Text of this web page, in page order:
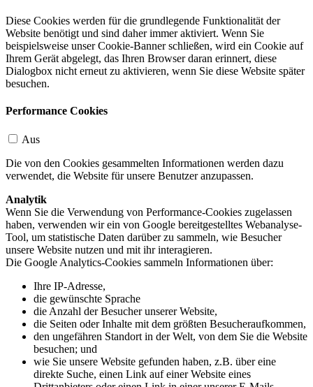
Diese Cookies werden für die grundlegende Funktionalität der
Website benötigt und sind daher immer aktiviert. Wenn Sie
beispielsweise unser Cookie-Banner schließen, wird ein Cookie auf
Ihrem Gerät abgelegt, das Ihren Browser daran erinnert, diese
Dialogbox nicht erneut zu aktivieren, wenn Sie diese Website später
besuchen.
Performance Cookies
Aus
Die von den Cookies gesammelten Informationen werden dazu
verwendet, die Website für unsere Benutzer anzupassen.
Analytik
Wenn Sie die Verwendung von Performance-Cookies zugelassen
haben, verwenden wir ein von Google bereitgestelltes Webanalyse-
Tool, um statistische Daten darüber zu sammeln, wie Besucher
unsere Website nutzen und mit ihr interagieren.
Die Google Analytics-Cookies sammeln Informationen über:
Ihre IP-Adresse,
die gewünschte Sprache
die Anzahl der Besucher unserer Website,
die Seiten oder Inhalte mit dem größten Besucheraufkommen,
den ungefähren Standort in der Welt, von dem Sie die Website
besuchen; und
wie Sie unsere Website gefunden haben, z.B. über eine
direkte Suche, einen Link auf einer Website eines